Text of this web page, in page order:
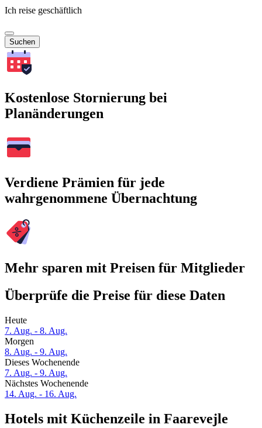
Ich reise geschäftlich
Suchen
Kostenlose Stornierung bei
Planänderungen
Verdiene Prämien für jede
wahrgenommene Übernachtung
Mehr sparen mit Preisen für Mitglieder
Überprüfe die Preise für diese Daten
Heute
7. Aug. - 8. Aug.
Morgen
8. Aug. - 9. Aug.
Dieses Wochenende
7. Aug. - 9. Aug.
Nächstes Wochenende
14. Aug. - 16. Aug.
Hotels mit Küchenzeile in Faarevejle